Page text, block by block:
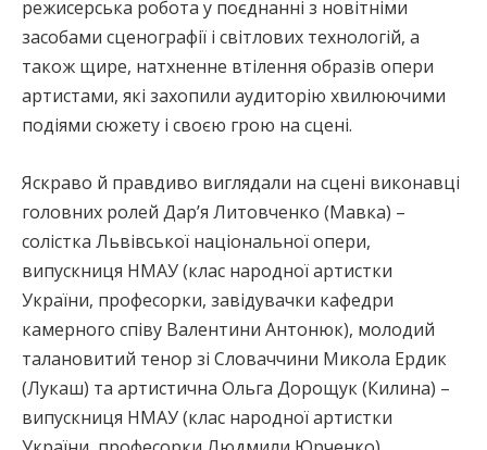
режисерська робота у поєднанні з новітніми
засобами сценографії і світлових технологій, а
також щире, натхненне втілення образів опери
артистами, які захопили аудиторію хвилюючими
подіями сюжету і своєю грою на сцені.
Яскраво й правдиво виглядали на сцені виконавці
головних ролей Дар’я Литовченко (Мавка) –
солістка Львівської національної опери,
випускниця НМАУ (клас народної артистки
України, професорки, завідувачки кафедри
камерного співу Валентини Антонюк), молодий
талановитий тенор зі Словаччини Микола Ердик
(Лукаш) та артистична Ольга Дорощук (Килина) –
випускниця НМАУ (клас народної артистки